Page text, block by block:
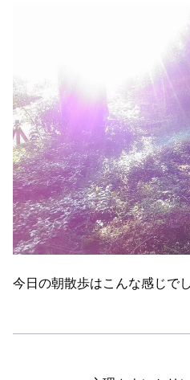
今日の朝散歩はこんな感じで